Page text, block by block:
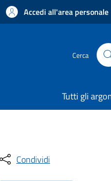
Accedi all'area personale
Cerca
Tutti gli
Condividi